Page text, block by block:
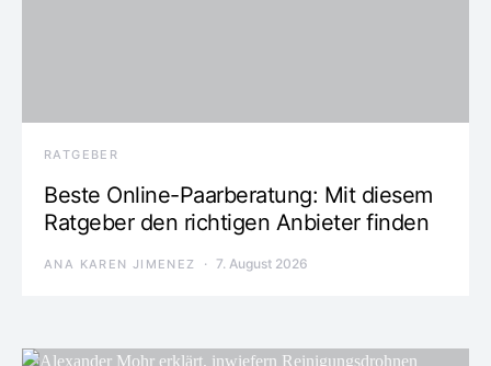
RATGEBER
Beste Online-Paarberatung: Mit diesem
Ratgeber den richtigen Anbieter finden
ANA KAREN JIMENEZ 7. August 2026